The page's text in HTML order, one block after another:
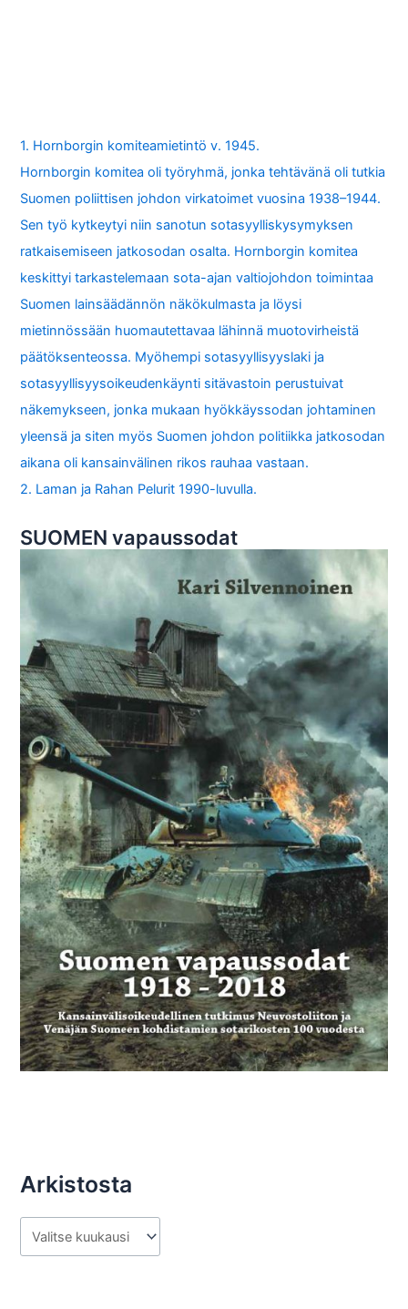
1. Hornborgin komiteamietintö v. 1945.
Hornborgin komitea oli työryhmä, jonka tehtävänä oli tutkia
Suomen poliittisen johdon virkatoimet vuosina 1938–1944.
Sen työ kytkeytyi niin sanotun sotasyylliskysymyksen
ratkaisemiseen jatkosodan osalta. Hornborgin komitea
keskittyi tarkastelemaan sota-ajan valtiojohdon toimintaa
Suomen lainsäädännön näkökulmasta ja löysi
mietinnössään huomautettavaa lähinnä muotovirheistä
päätöksenteossa. Myöhempi sotasyyllisyyslaki ja
sotasyyllisyysoikeudenkäynti sitävastoin perustuivat
näkemykseen, jonka mukaan hyökkäyssodan johtaminen
yleensä ja siten myös Suomen johdon politiikka jatkosodan
aikana oli kansainvälinen rikos rauhaa vastaan.
2. Laman ja Rahan Pelurit 1990-luvulla.
SUOMEN vapaussodat
Arkistosta
r